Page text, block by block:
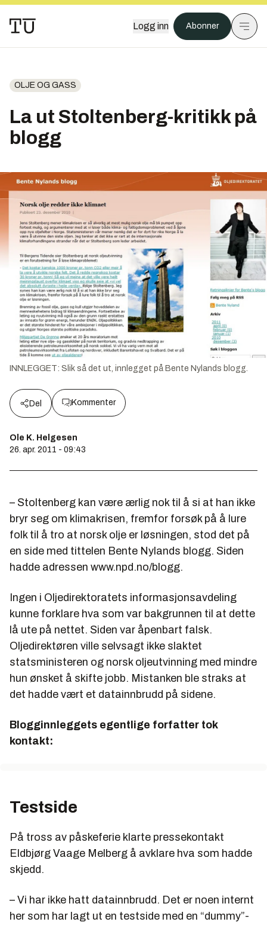
Logg inn Abonner
OLJE OG GASS
La ut Stoltenberg-kritikk på
blogg
INNLEGGET: Slik så det ut, innlegget på Bente Nylands blogg.
Del Kommenter
Ole K. Helgesen
26. apr. 2011 - 09:43
– Stoltenberg kan være ærlig nok til å si at han ikke
bryr seg om klimakrisen, fremfor forsøk på å lure
folk til å tro at norsk olje er løsningen, stod det på
en side med tittelen Bente Nylands blogg. Siden
hadde adressen www.npd.no/blogg.
Ingen i Oljedirektoratets informasjonsavdeling
kunne forklare hva som var bakgrunnen til at dette
lå ute på nettet. Siden var åpenbart falsk.
Oljedirektøren ville selvsagt ikke slaktet
statsministeren og norsk oljeutvinning med mindre
hun ønsket å skifte jobb. Mistanken ble straks at
det hadde vært et datainnbrudd på sidene.
Blogginnleggets egentlige forfatter tok
kontakt:
Testside
På tross av påskeferie klarte pressekontakt
Eldbjørg Vaage Melberg å avklare hva som hadde
skjedd.
– Vi har ikke hatt datainnbrudd. Det er noen internt
her som har lagt ut en testside med en “dummy”-